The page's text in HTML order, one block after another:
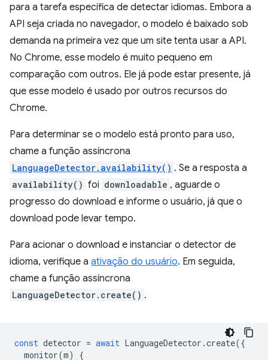
para a tarefa específica de detectar idiomas. Embora a
API seja criada no navegador, o modelo é baixado sob
demanda na primeira vez que um site tenta usar a API.
No Chrome, esse modelo é muito pequeno em
comparação com outros. Ele já pode estar presente, já
que esse modelo é usado por outros recursos do
Chrome.
Para determinar se o modelo está pronto para uso,
chame a função assíncrona
LanguageDetector.availability() . Se a resposta a
availability() foi downloadable , aguarde o
progresso do download e informe o usuário, já que o
download pode levar tempo.
Para acionar o download e instanciar o detector de
idioma, verifique a ativação do usuário. Em seguida,
chame a função assíncrona
LanguageDetector.create() .
const detector = await LanguageDetector .create({
monitor(m) {